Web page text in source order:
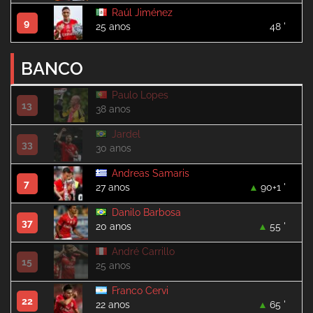
9
Raúl Jiménez
25 anos
48 '
BANCO
13
Paulo Lopes
38 anos
33
Jardel
30 anos
7
Andreas Samaris
27 anos
90+1 '
37
Danilo Barbosa
20 anos
55 '
15
André Carrillo
25 anos
22
Franco Cervi
22 anos
65 '